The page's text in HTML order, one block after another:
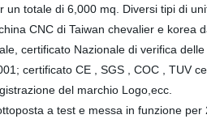
un totale di 6,000 mq. Diversi tipi di
CNC di Taiwan chevalier e korea
certificato Nazionale di verifica
certificato CE , SGS , COC , TUV
del marchio Logo,ecc.
a test e messa in funzione